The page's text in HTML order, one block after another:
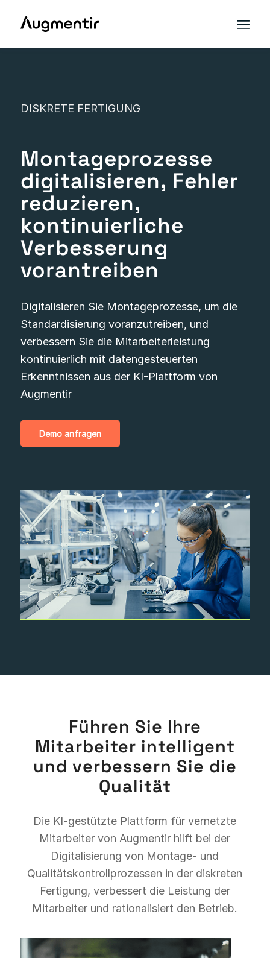
DISKRETE FERTIGUNG
Montageprozesse
digitalisieren, Fehler
reduzieren,
kontinuierliche
Verbesserung
vorantreiben
Digitalisieren Sie Montageprozesse, um die
Standardisierung voranzutreiben, und
verbessern Sie die Mitarbeiterleistung
kontinuierlich mit datengesteuerten
Erkenntnissen aus der KI-Plattform von
Augmentir
Demo anfragen
Führen Sie Ihre
Mitarbeiter intelligent
und verbessern Sie die
Qualität
Die KI-gestützte Plattform für vernetzte
Mitarbeiter von Augmentir hilft bei der
Digitalisierung von Montage- und
Qualitätskontrollprozessen in der diskreten
Fertigung, verbessert die Leistung der
Mitarbeiter und rationalisiert den Betrieb.